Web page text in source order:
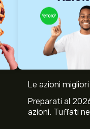
Le azioni
Preparati al
azioni. Tuffati